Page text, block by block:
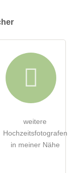
genommen.
weitere
Hochzeitsfotografen
in meiner Nähe